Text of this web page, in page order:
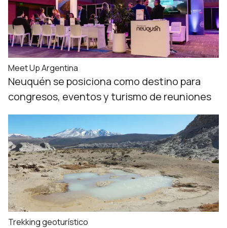
Meet Up Argentina
Neuquén se posiciona como destino para
congresos, eventos y turismo de reuniones
Trekking geoturístico